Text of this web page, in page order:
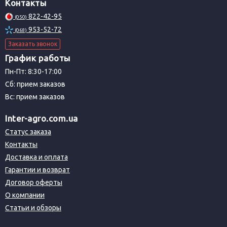
Контакты
(050) 822-42-95
(068) 953-52-72
Заказать звонок
График работы
Пн-Пт: 8:30-17:00
Сб: прием заказов
Вс: прием заказов
Inter-agro.com.ua
Статус заказа
Контакты
Доставка и оплата
Гарантии и возврат
Договор оферты
О компании
Статьи и обзоры